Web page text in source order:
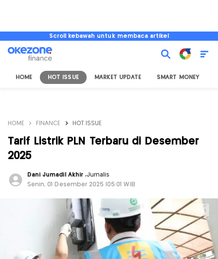
Scroll kebawah untuk membaca artikel
HOME HOT ISSUE MARKET UPDATE SMART MONEY
HOME FINANCE HOT ISSUE
Tarif Listrik PLN Terbaru di Desember
2025
Dani Jumadil Akhir ,Jurnalis
Senin, 01 Desember 2025 |05:01 WIB